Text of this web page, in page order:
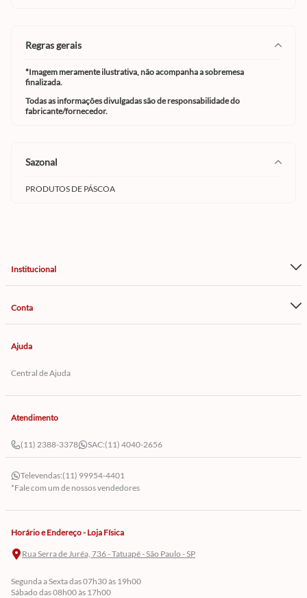
regras gerais
*Imagem meramente ilustrativa, não acompanha a sobremesa
finalizada.
Todas as informações divulgadas são de responsabilidade do
fabricante/fornecedor.
sazonal
PRODUTOS DE PÁSCOA
Institucional
Conta
Ajuda
Central de Ajuda
Atendimento
(11) 2388-3378 SAC:(11) 4040-2656
Televendas:(11) 99954-4401
*Fale com um de nossos vendedores
Horário e Endereço - Loja Física
Rua Serra de Juréa, 736 - Tatuapé - São Paulo - SP
Segunda a Sexta das 07h30 às 19h00
Sábado das 08h00 às 17h00